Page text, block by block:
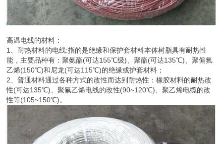
高温电线的材料：
1、耐热材料的电线:指的是绝缘和保护套材料本体树脂具有耐热性
能，主要品种有：聚氨酯(可达155℃级)、聚酯(可达135℃)、聚偏氟
乙烯(150℃)和尼龙(可达115℃)的绝缘或护套材料；
2、普通材料通过各种方式的改性而达到耐热性：橡胶材料的耐热改
性(可达135℃)、聚氟乙烯电线的改性(90~120℃)、聚乙烯电缆的改
性等(105~150℃)。